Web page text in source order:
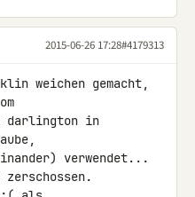
2015-06-26 17:28#4179313
weichen gemacht,
darlington in
verwendet...